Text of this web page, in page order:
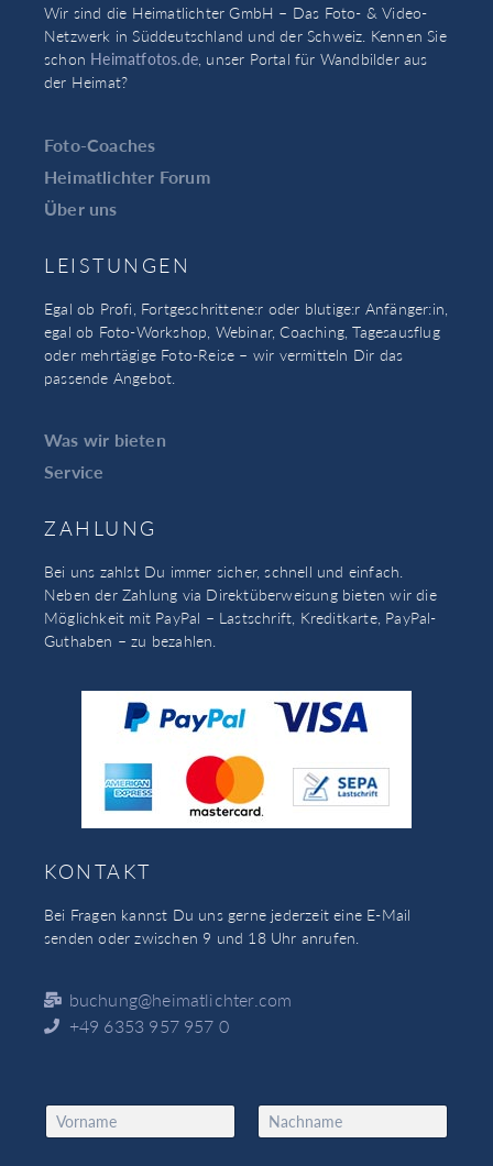
Wir sind die Heimatlichter GmbH – Das Foto- & Video-
Netzwerk in Süddeutschland und der Schweiz. Kennen Sie
schon Heimatfotos.de, unser Portal für Wandbilder aus
der Heimat?
Foto-Coaches
Heimatlichter Forum
Über uns
LEISTUNGEN
Egal ob Profi, Fortgeschrittene:r oder blutige:r Anfänger:in,
egal ob Foto-Workshop, Webinar, Coaching, Tagesausflug
oder mehrtägige Foto-Reise – wir vermitteln Dir das
passende Angebot.
Was wir bieten
Service
ZAHLUNG
Bei uns zahlst Du immer sicher, schnell und einfach.
Neben der Zahlung via Direktüberweisung bieten wir die
Möglichkeit mit PayPal – Lastschrift, Kreditkarte, PayPal-
Guthaben – zu bezahlen.
KONTAKT
Bei Fragen kannst Du uns gerne jederzeit eine E-Mail
senden oder zwischen 9 und 18 Uhr anrufen.
buchung@heimatlichter.com
+49 6353 957 957 0
N
aVorname Nachname